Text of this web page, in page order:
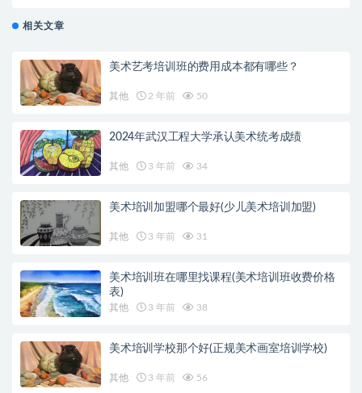
相关文章
美术艺考培训班的费用成本都有哪些？
其他 2 年前 50
2024年武汉工程大学承认美术统考成绩
其他 3 年前 34
美术培训加盟哪个最好(少儿美术培训加盟)
其他 3 年前 31
美术培训班在哪里找课程(美术培训班收费价格
表)
其他 3 年前 38
美术培训学校那个好(正规美术画室培训学校)
其他 3 年前 56